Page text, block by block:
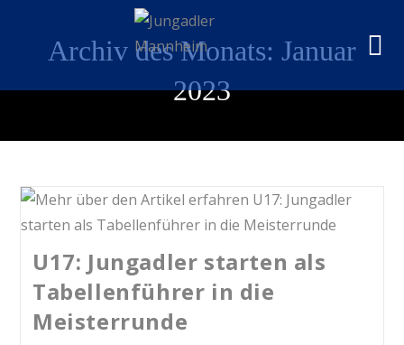
Archiv des Monats: Januar
2023
U17: Jungadler starten als
Tabellenführer in die
Meisterrunde